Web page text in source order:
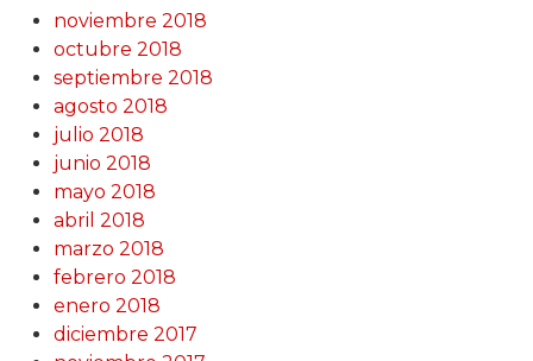
noviembre 2018
octubre 2018
septiembre 2018
agosto 2018
julio 2018
junio 2018
mayo 2018
abril 2018
marzo 2018
febrero 2018
enero 2018
diciembre 2017